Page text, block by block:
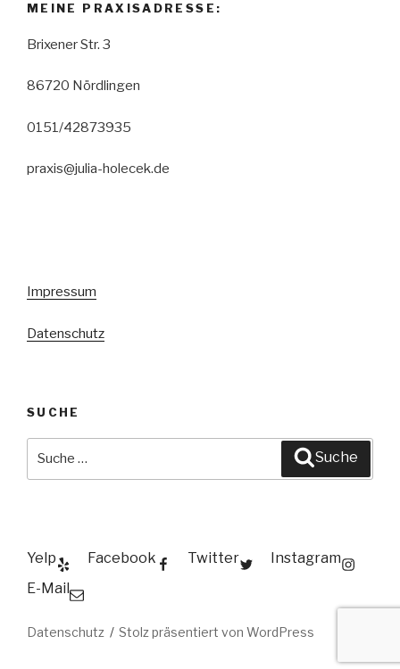
MEINE PRAXISADRESSE:
Brixener Str. 3
86720 Nördlingen
0151/42873935
praxis@julia-holecek.de
Impressum
Datenschutz
SUCHE
Suche
Yelp Facebook Twitter
Instagram
E-Mail
Datenschutz Stolz präsentiert von WordPress